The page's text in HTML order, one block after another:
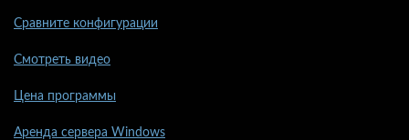
Сравните конфигурации
Смотреть видео
Цена программы
Аренда сервера Windows